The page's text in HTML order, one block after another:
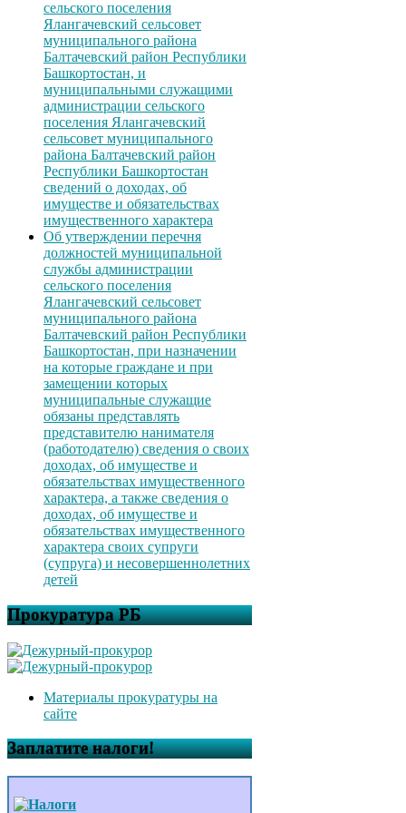
сельского поселения
Ялангачевский сельсовет
муниципального района
Балтачевский район Республики
Башкортостан, и
муниципальными служащими
администрации сельского
поселения Ялангачевский
сельсовет муниципального
района Балтачевский район
Республики Башкортостан
сведений о доходах, об
имуществе и обязательствах
имущественного характера
Об утверждении перечня
должностей муниципальной
службы администрации
сельского поселения
Ялангачевский сельсовет
муниципального района
Балтачевский район Республики
Башкортостан, при назначении
на которые граждане и при
замещении которых
муниципальные служащие
обязаны представлять
представителю нанимателя
(работодателю) сведения о своих
доходах, об имуществе и
обязательствах имущественного
характера, а также сведения о
доходах, об имуществе и
обязательствах имущественного
характера своих супруги
(супруга) и несовершеннолетних
детей
Прокуратура РБ
Материалы прокуратуры на
сайте
Заплатите налоги!